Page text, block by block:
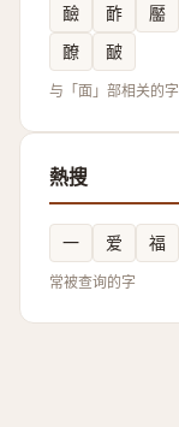
䩎 䩆 靨
䩍
䩅
与「面」部相关的字
熱搜
一 爱 福
常被查询的字